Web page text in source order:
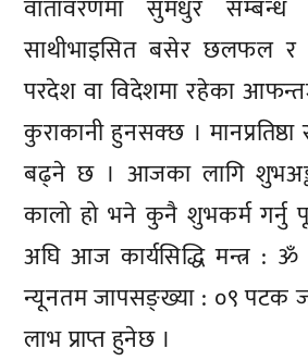
वातावरणमा सुमधुर
साथीभाइसित बसेर छलफल र
परदेश वा विदेशमा रहेका
कुराकानी हुनसक्छ । मानप्रतिष्ठा
बढ्ने छ । आजका लागि
कालो हो भने कुनै शुभकर्म गर्नु
अघि आज कार्यसिद्धि मन्त्र : ॐ
न्यूनतम जापसङ्ख्या : ०९ पटक
लाभ प्राप्त हुनेछ ।